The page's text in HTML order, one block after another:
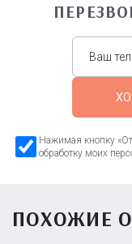
Нажимая кнопку
обработку моих
ПОХОЖИЕ